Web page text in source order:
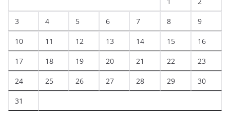
3 4 5 6 7 8 9
10 11 12 13 14 15 16
17 18 19 20 21 22 23
24 25 26 27 28 29 30
31